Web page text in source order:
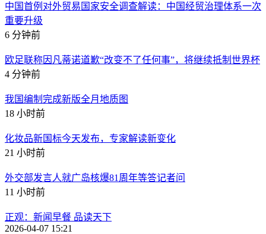
中国首例对外贸易国家安全调查解读：中国经贸治理体系一次
重要升级
6 分钟前
欧足联称因凡蒂诺道歉“改变不了任何事”，将继续抵制世界杯
4 分钟前
我国编制完成新版全月地质图
18 小时前
化妆品新国标今天发布，专家解读新变化
21 小时前
外交部发言人就广岛核爆81周年等答记者问
11 小时前
正观：新闻早餐 品读天下
2026-04-07 15:21